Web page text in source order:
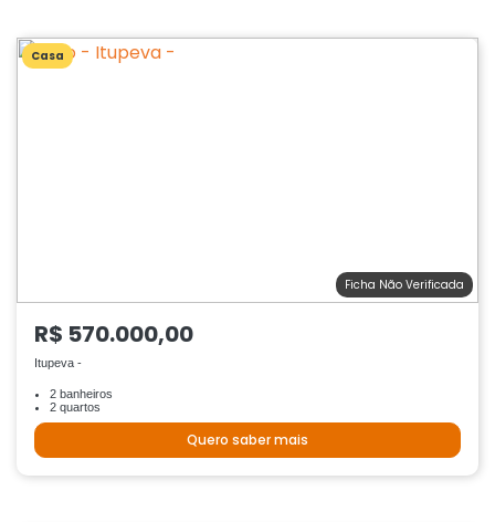
Casa
Ficha Não Verificada
R$ 570.000,00
Itupeva -
2 banheiros
2 quartos
Quero saber mais